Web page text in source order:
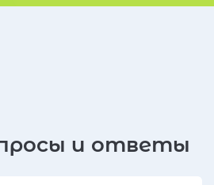
и ответы